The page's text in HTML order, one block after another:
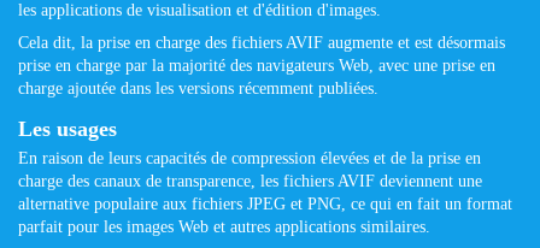
les applications de visualisation et d'édition d'images.
Cela dit, la prise en charge des fichiers AVIF augmente et est désormais
prise en charge par la majorité des navigateurs Web, avec une prise en
charge ajoutée dans les versions récemment publiées.
Les usages
En raison de leurs capacités de compression élevées et de la prise en
charge des canaux de transparence, les fichiers AVIF deviennent une
alternative populaire aux fichiers JPEG et PNG, ce qui en fait un format
parfait pour les images Web et autres applications similaires.